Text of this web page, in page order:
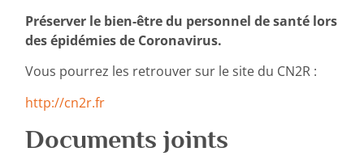
Préserver le bien-être du personnel de santé lors
des épidémies de Coronavirus.
Vous pourrez les retrouver sur le site du CN2R :
http://cn2r.fr
Documents joints